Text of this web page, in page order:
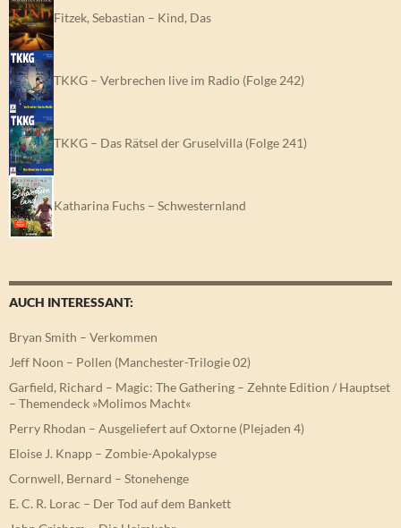
Fitzek, Sebastian – Kind, Das
TKKG – Verbrechen live im Radio (Folge 242)
TKKG – Das Rätsel der Gruselvilla (Folge 241)
Katharina Fuchs – Schwesternland
AUCH INTERESSANT:
Bryan Smith – Verkommen
Jeff Noon – Pollen (Manchester-Trilogie 02)
Garfield, Richard – Magic: The Gathering – Zehnte Edition / Hauptset
– Themendeck »Molimos Macht«
Perry Rhodan – Ausgeliefert auf Oxtorne (Plejaden 4)
Eloise J. Knapp – Zombie-Apokalypse
Cornwell, Bernard – Stonehenge
E. C. R. Lorac – Der Tod auf dem Bankett